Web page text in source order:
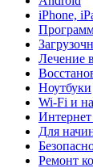
iPhone,
Лечение
Ноутбуки
Wi-Fi и
Для
Ремонт